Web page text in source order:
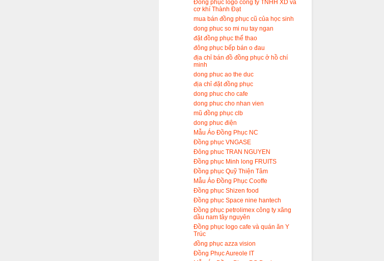
Đồng phục logo công ty TNHH XD và
cơ khí Thành Đạt
mua bán đồng phục cũ của học sinh
dong phuc so mi nu tay ngan
đặt đồng phục thể thao
đông phục bếp bán o đau
địa chỉ bán đồ đồng phục ở hồ chí
minh
dong phuc ao the duc
địa chỉ đặt đồng phục
dong phuc cho cafe
dong phuc cho nhan vien
mũ đồng phục clb
dong phuc điện
Mẫu Áo Đồng Phục NC
Đồng phục VNGASE
Đông phuc TRAN NGUYEN
Đồng phục Minh long FRUITS
Đồng phục Quỹ Thiện Tâm
Mẫu Áo Đồng Phục Cooffe
Đồng phục Shizen food
Đồng phục Space nine hantech
Đồng phục petrolimex công ty xăng
dầu nam tây nguyên
Đồng phục logo cafe và quán ăn Y
Trúc
đồng phục azza vision
Đồng Phục Aureole IT